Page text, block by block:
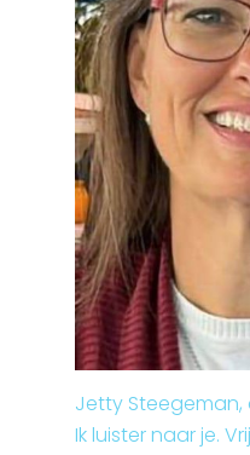
Jetty
Ik luister naar je.